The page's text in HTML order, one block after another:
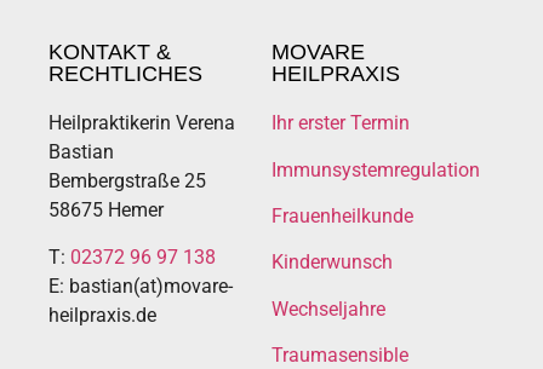
KONTAKT &
RECHTLICHES
Heilpraktikerin Verena
Bastian
Bembergstraße 25
58675 Hemer
T: 02372 96 97 138
E: bastian(at)movare-
heilpraxis.de
MOVARE
HEILPRAXIS
Ihr erster Termin
Immunsystemregulation
Frauenheilkunde
Kinderwunsch
Wechseljahre
Traumasensible